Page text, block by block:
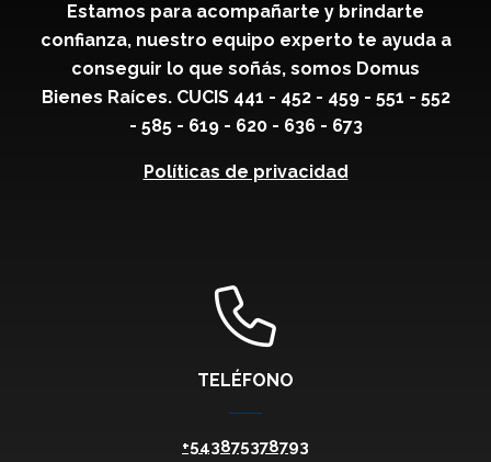
Estamos para acompañarte y brindarte
confianza, nuestro equipo experto te ayuda a
conseguir lo que soñás, somos Domus
Bienes Raíces. CUCIS 441 - 452 - 459 - 551 - 552
- 585 - 619 - 620 - 636 - 673
Políticas de privacidad
TELÉFONO
+543875378793